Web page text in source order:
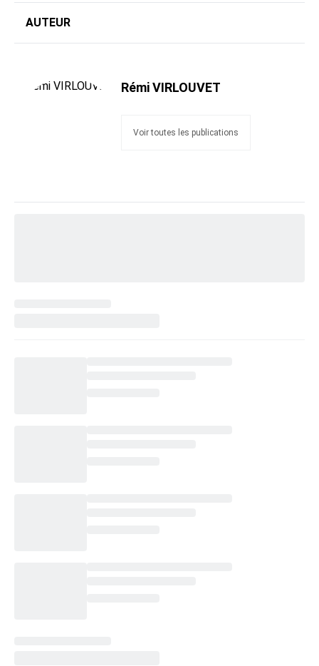
AUTEUR
Rémi VIRLOUVET
Voir toutes les publications